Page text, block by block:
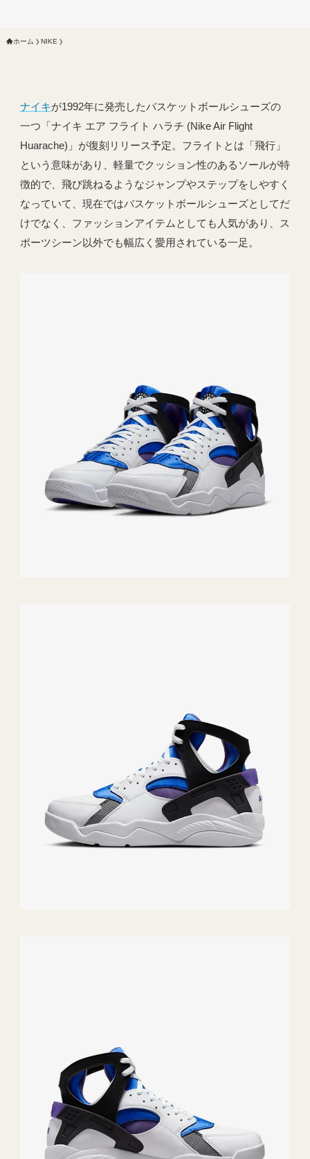
ホーム NIKE
ナイキが1992年に発売したバスケットボールシューズの
一つ「ナイキ エア フライト ハラチ (Nike Air Flight
Huarache)」が復刻リリース予定。フライトとは「飛行」
という意味があり、軽量でクッション性のあるソールが特
徴的で、飛び跳ねるようなジャンプやステップをしやすく
なっていて、現在ではバスケットボールシューズとしてだ
けでなく、ファッションアイテムとしても人気があり、ス
ポーツシーン以外でも幅広く愛用されている一足。